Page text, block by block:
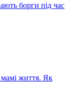
борги під час
життя. Як